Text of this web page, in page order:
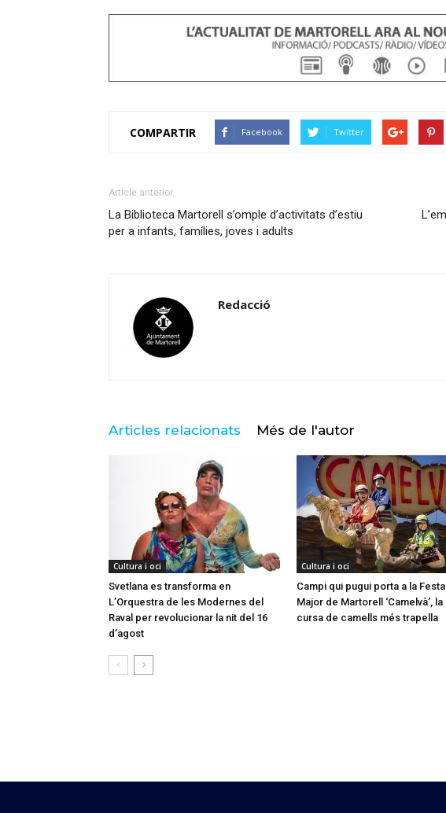
COMPARTIR Facebook Twitter
Article anterior
La Biblioteca Martorell s’omple d’activitats d’estiu
per a infants, famílies, joves i adults
Redacció
Articles relacionats Més de l'autor
Cultura i oci
Svetlana es transforma en
L’Orquestra de les Modernes del
Raval per revolucionar la nit del 16
d’agost
Cultura i oci
Campi qui pugui porta a la Festa
Major de Martorell ‘Camelvà’, la
cursa de camells més trapella